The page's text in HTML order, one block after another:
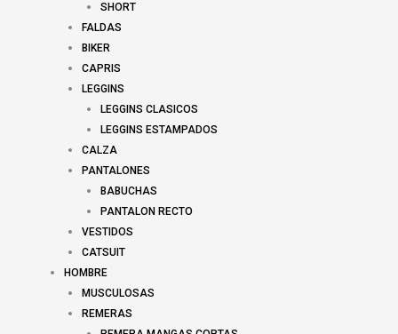
SHORT
FALDAS
BIKER
CAPRIS
LEGGINS
LEGGINS CLASICOS
LEGGINS ESTAMPADOS
CALZA
PANTALONES
BABUCHAS
PANTALON RECTO
VESTIDOS
CATSUIT
HOMBRE
MUSCULOSAS
REMERAS